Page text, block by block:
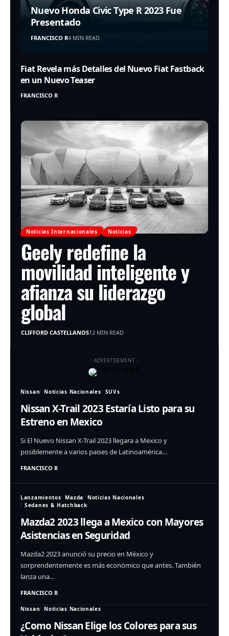
Nuevo Honda Civic Type R 2023 Fue
Presentado
FRANCISCO R4 MIN READ
Fiat Revela más Detalles del Nuevo Fiat Fastback
en un Nuevo Teaser
FRANCISCO R
Noticias Internacionales Noticias
Geely redefine la
movilidad inteligente y
afianza su liderazgo
global
CLIFFORD CASTELLANOS12 MIN READ
- ADVERTISEMENT -
Nissan Noticias Nacionales SUVs
Nissan X-Trail 2023 Estaría Listo para su
Estreno en Mexico
Si El Nuevo Nissan X-Trail 2023 llegara a Mexico y
posiblemente a varios paises de Latinoamérica…
FRANCISCO R
Lanzamientos Mazda
Noticias Nacionales
Sedanes & Hatchback
Mazda2 2023 llega a Mexico con Mayores
Asistencias en Seguridad
Mazda2 2023 anunció su precio en México y
sorprendentemente es más económico que antes. También
lanza una…
FRANCISCO R
Nissan Noticias Nacionales
¿Como Nissan Elige los Colores para sus